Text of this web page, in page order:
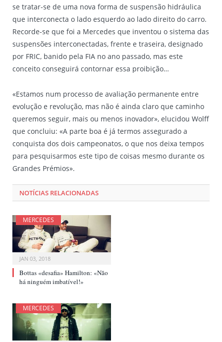
se tratar-se de uma nova forma de suspensão hidráulica
que interconecta o lado esquerdo ao lado direito do carro.
Recorde-se que foi a Mercedes que inventou o sistema das
suspensões interconectadas, frente e traseira, designado
por FRIC, banido pela FIA no ano passado, mas este
conceito conseguirá contornar essa proibição…
«Estamos num processo de avaliação permanente entre
evolução e revolução, mas não é ainda claro que caminho
queremos seguir, mais ou menos inovador», elucidou Wolff
que concluiu: «A parte boa é já termos assegurado a
conquista dos dois campeonatos, o que nos deixa tempos
para pesquisarmos este tipo de coisas mesmo durante os
Grandes Prémios».
NOTÍCIAS RELACIONADAS
MERCEDES
JAN 03, 2018
Bottas «desafia» Hamilton: «Não
há ninguém imbatível!»
MERCEDES